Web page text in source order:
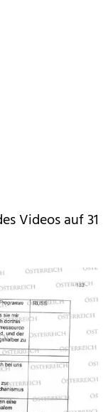
Videos auf 31